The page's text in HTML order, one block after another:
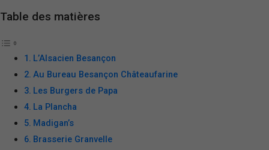
Table des matières
L’Alsacien Besançon
Au Bureau Besançon Châteaufarine
Les Burgers de Papa
La Plancha
Madigan’s
Brasserie Granvelle